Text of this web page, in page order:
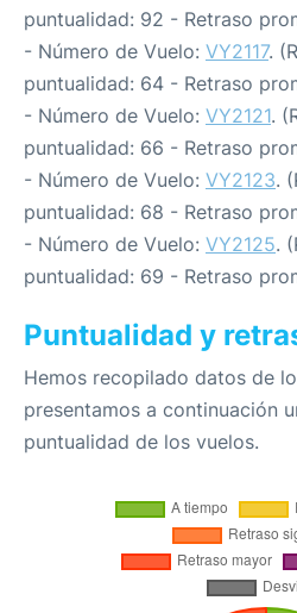
puntualidad: 92 - Retraso
- Número de Vuelo: VY2117.
puntualidad: 64 - Retraso
- Número de Vuelo: VY2121.
puntualidad: 66 - Retraso
- Número de Vuelo: VY2123.
puntualidad: 68 - Retraso
- Número de Vuelo: VY2125.
puntualidad: 69 - Retraso
Puntualidad y
Hemos recopilado datos de
presentamos a continuación
puntualidad de los vuelos.